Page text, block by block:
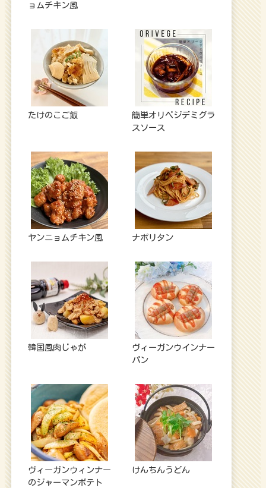
ョムチキン風
たけのこご飯
簡単オリベジデミグラ
スソース
ヤンニョムチキン風 ナポリタン
韓国風肉じゃが
ヴィーガンウインナー
パン
ヴィーガンウィンナー
のジャーマンポテト
けんちんうどん